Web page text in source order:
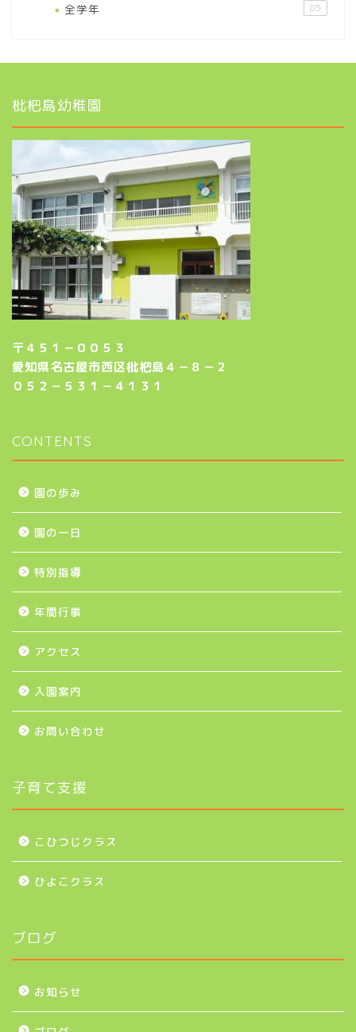
全学年 85
枇杷島幼稚園
〒４５１－００５３
愛知県名古屋市西区枇杷島４－８－２
０５２－５３１－４１３１
CONTENTS
園の歩み
園の一日
特別指導
年間行事
アクセス
入園案内
お問い合わせ
子育て支援
こひつじクラス
ひよこクラス
ブログ
お知らせ